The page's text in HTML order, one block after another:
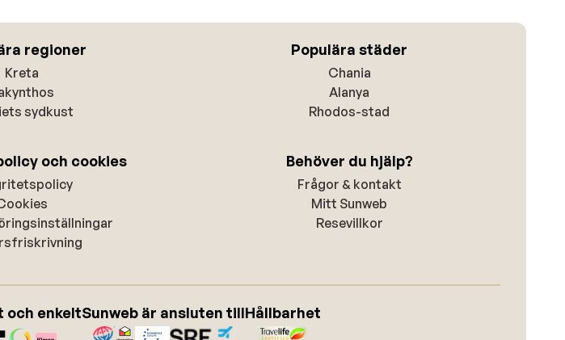
regioner
Kreta
sydkust
Populära städer
Chania
Alanya
Rhodos-stad
och cookies Behöver du hjälp?
Frågor & kontakt
Mitt Sunweb
Resevillkor
och enkeltSunweb är ansluten tillHållbarhet